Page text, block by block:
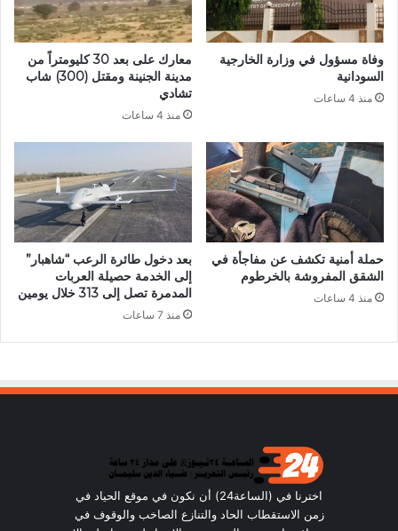
وفاة مسؤول في وزارة الخارجية
السودانية
منذ 4 ساعات
معارك على بعد 30 كليومتراً من
مدينة الجنينة ومقتل (300) شاب
تشادي
منذ 4 ساعات
حملة أمنية تكشف عن مفاجأة في
الشقق المفروشة بالخرطوم
منذ 4 ساعات
بعد دخول طائرة الرعب “شاهبار”
إلى الخدمة حصيلة العربات
المدمرة تصل إلى 313 خلال يومين
منذ 7 ساعات
اخترنا في (الساعة24) أن نكون في موقع الحياد في
زمن الاستقطاب الحاد والتنازع الصاخب والوقوف في